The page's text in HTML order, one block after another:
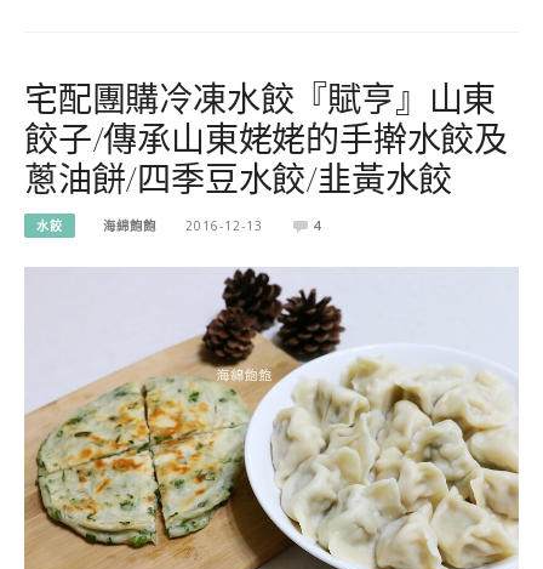
宅配團購冷凍水餃『賦亨』山東
餃子/傳承山東姥姥的手擀水餃及
蔥油餅/四季豆水餃/韭黃水餃
水餃 海綿飽飽 2016-12-13 4